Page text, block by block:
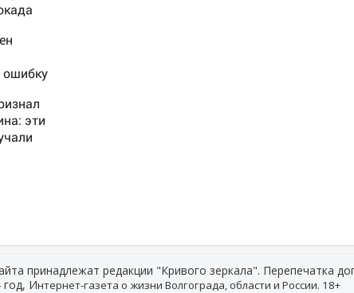
ВМФ
эти
принадлежат редакции "Кривого зеркала". Перепечатка
год, Интернет-газета о жизни Волгограда, области и России. 18+